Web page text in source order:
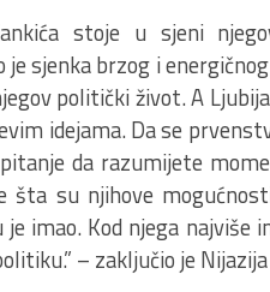
stoje u sjeni
sjenka brzog i
politički život. A
idejama. Da se
da razumijete
su njihove
imao. Kod njega najviše
– zaključio je